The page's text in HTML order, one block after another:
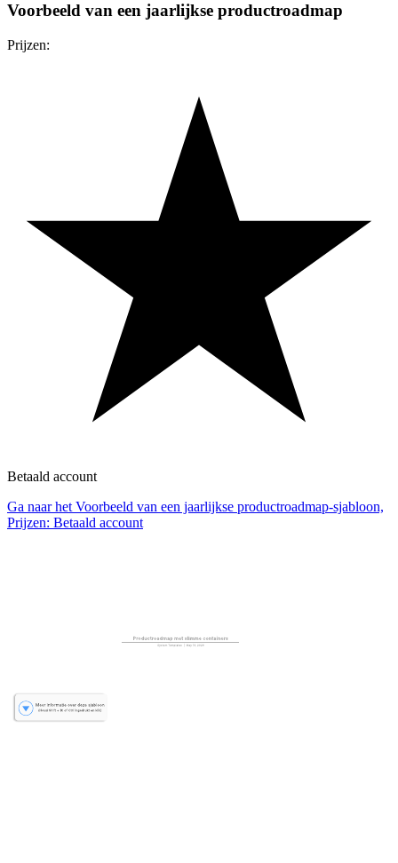
Voorbeeld van een jaarlijkse productroadmap
Prijzen:
Betaald account
Ga naar het Voorbeeld van een jaarlijkse productroadmap-sjabloon,
Prijzen: Betaald account